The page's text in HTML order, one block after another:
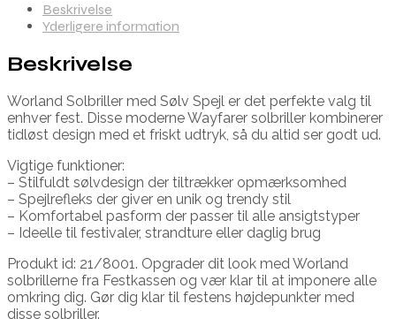
Beskrivelse
Yderligere information
Beskrivelse
Worland Solbriller med Sølv Spejl er det perfekte valg til
enhver fest. Disse moderne Wayfarer solbriller kombinerer
tidløst design med et friskt udtryk, så du altid ser godt ud.
Vigtige funktioner:
– Stilfuldt sølvdesign der tiltrækker opmærksomhed
– Spejlrefleks der giver en unik og trendy stil
– Komfortabel pasform der passer til alle ansigtstyper
– Ideelle til festivaler, strandture eller daglig brug
Produkt id: 21/8001. Opgrader dit look med Worland
solbrillerne fra Festkassen og vær klar til at imponere alle
omkring dig. Gør dig klar til festens højdepunkter med
disse solbriller.